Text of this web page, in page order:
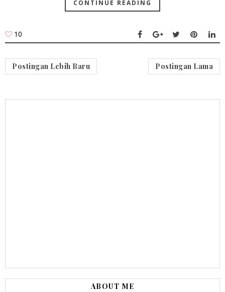
CONTINUE READING
10
Postingan Lebih Baru Postingan Lama
ABOUT ME